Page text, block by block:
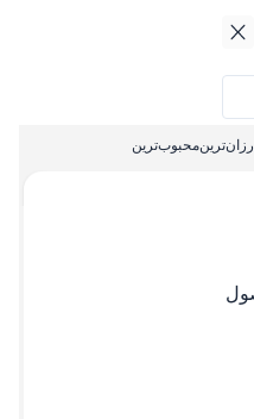
ارزان‌ترینمحبوب‌ترین